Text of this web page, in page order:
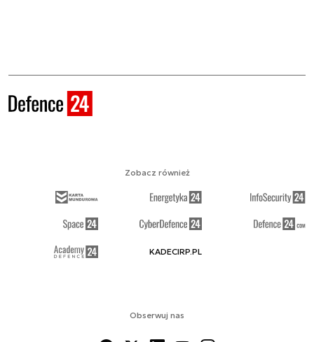
Obserwuj nas
Zobacz również
KADECIRP.PL